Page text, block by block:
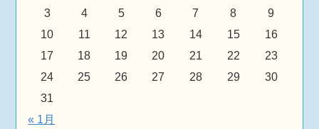
3
4 5 6 7 8
9
10
11 12 13 14 15
16
17
18 19 20 21 22
23
24
25 26 27 28 29
30
31
« 1月